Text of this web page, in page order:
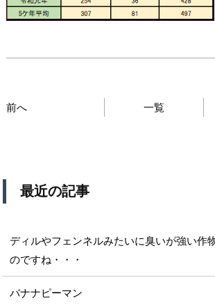
前へ 一覧
最近の記事
ディルやフェンネルみたいに臭いが強い作
のですね・・・
バナナピーマン